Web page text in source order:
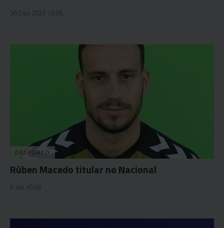
30 Dez 2023 13:06
DESPORTO
Rúben Macedo titular no Nacional
6 Jan 10:48